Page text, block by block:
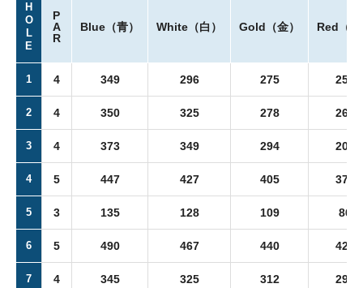
H
O
L
E
P
A
R
Blue（青） White（白） Gold（金） Red（
1 4 349 296 275 255
2 4 350 325 278 260
3 4 373 349 294 208
4 5 447 427 405 377
5 3 135 128 109 86
6 5 490 467 440 420
7 4 345 325 312 290